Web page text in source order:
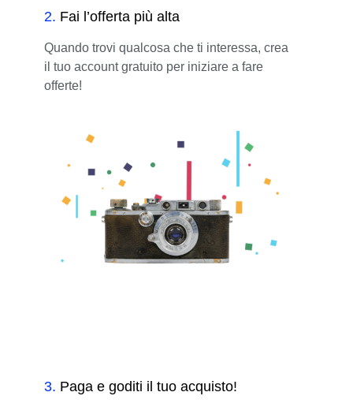
2. Fai l’offerta più alta
Quando trovi qualcosa che ti interessa, crea
il tuo account gratuito per iniziare a fare
offerte!
3. Paga e goditi il tuo acquisto!